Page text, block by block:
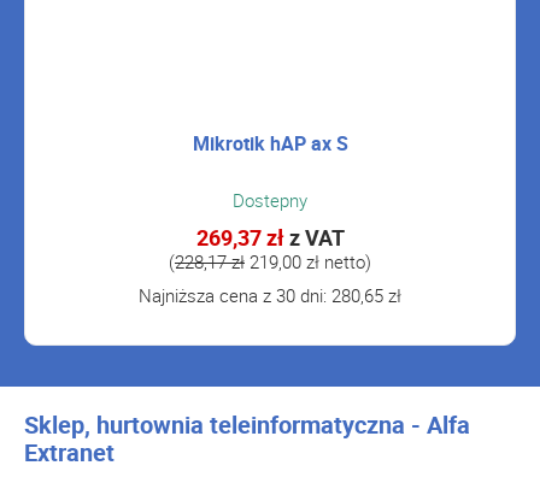
Mikrotik hAP ax S
Dostepny
269,37 złz VAT
(228,17 zł 219,00 zł netto)
Najniższa cena z 30 dni: 280,65 zł
Sklep, hurtownia teleinformatyczna - Alfa
Extranet